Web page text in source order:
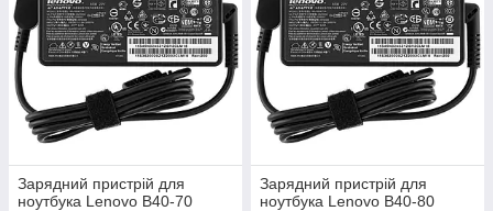
Зарядний пристрій для
ноутбука Lenovo B40-70
Зарядний пристрій для
ноутбука Lenovo B40-80